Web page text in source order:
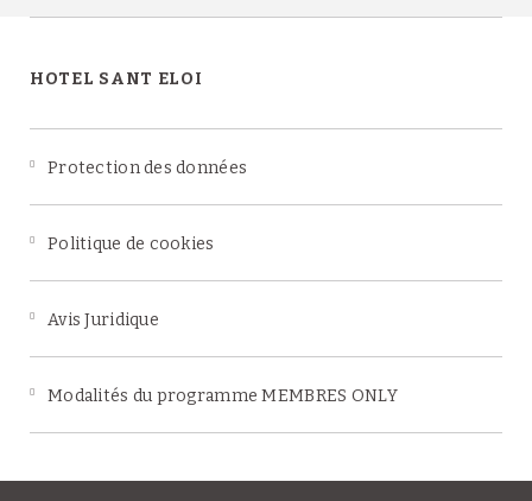
HOTEL SANT ELOI
Protection des données
Politique de cookies
Avis Juridique
Modalités du programme MEMBRES ONLY